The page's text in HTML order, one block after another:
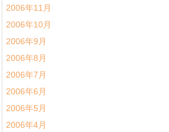
2006年11月
2006年10月
2006年9月
2006年8月
2006年7月
2006年6月
2006年5月
2006年4月